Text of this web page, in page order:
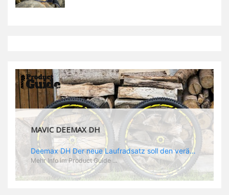
MAVIC DEEMAX DH
Deemax DH Der neue Laufradsatz soll den veränderten Ansprüchen im Downhill Einsatz gerecht werden: die Geschwindigkeiten werden immer höher, die Kräfte, die aufs Material wirken ebenfalls. Damit steigen natürlich auch die Ansprüche der Fahrer ans Material. Das einzige, was eventuell niedriger wird, ist der Reifendruck. Somit ergibt sich der Anforderungskatalog an das Deemax-Update. Hier ist das Ergebnis: - der Laufradsatz bekam eine neue Felge mit 28 mm Innenbreite. Laut Scott Sharples ist das der beste Kompromiss aus Stabilität, Gewicht und Steifigkeit, vor allem aber passt diese Breite am besten zu den Reifen, die aktuell auf dem Markt sind und im Renneinsatz gefahren werden. Es gehe auch breite und schmaler, 28 mm hätten sich aber im Test als Optimum herausgestellt. - mit einem 4D-Fertigungsprozess wurde die Materialverteilung optimiert: Stabilität dort, wo sie erforderlich ist, Gewichtsersparnis da, wo es Sinn macht. Somit gibt Mavic eine GGewichtsersparnis von 15 % an, ohne an Stabilität einzubüßen - neue, ultraleichte „double butted“ Speichen und ein super effizienter Freilauf - Mavics bewährtes UST System für perfekte Kompatibilität mit Tubeless Reifen - Gewicht (Laufradset): 1944 g)
Mehr Info im Product Guide ...